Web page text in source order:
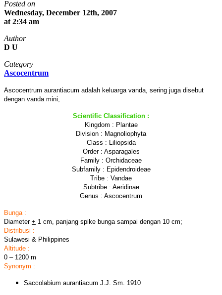
Posted on
Wednesday, December 12th, 2007
at 2:34 am
Author
D U
Category
Ascocentrum
Ascocentrum aurantiacum adalah keluarga vanda, sering juga disebut
dengan vanda mini,
Scientific Classification :
Kingdom : Plantae
Division : Magnoliophyta
Class : Liliopsida
Order : Asparagales
Family : Orchidaceae
Subfamily : Epidendroideae
Tribe : Vandae
Subtribe : Aeridinae
Genus : Ascocentrum
Bunga :
Diameter + 1 cm, panjang spike bunga sampai dengan 10 cm;
Distribusi :
Sulawesi & Philippines
Altitude :
0 – 1200 m
Synonym :
Saccolabium aurantiacum J.J. Sm. 1910